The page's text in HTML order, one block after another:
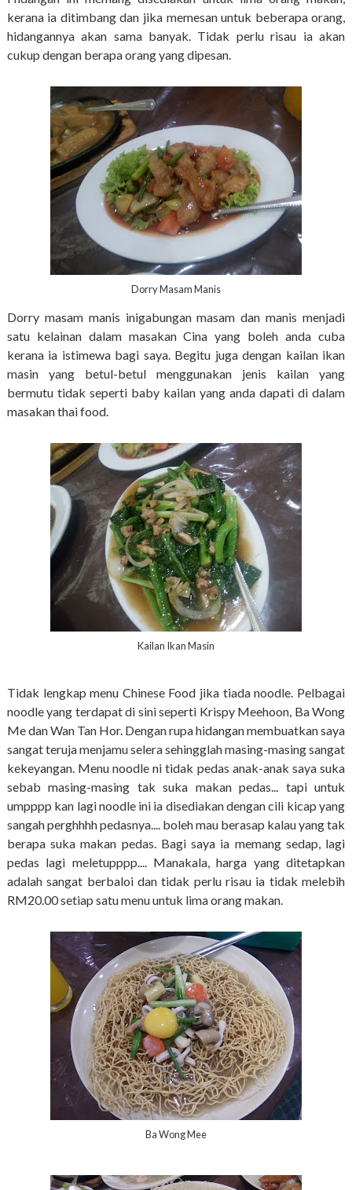
kerana ia ditimbang dan jika memesan untuk beberapa orang,
hidangannya akan sama banyak. Tidak perlu risau ia akan
cukup dengan berapa orang yang dipesan.
Dorry Masam Manis
Dorry masam manis inigabungan masam dan manis menjadi
satu kelainan dalam masakan Cina yang boleh anda cuba
kerana ia istimewa bagi saya. Begitu juga dengan kailan ikan
masin yang betul-betul menggunakan jenis kailan yang
bermutu tidak seperti baby kailan yang anda dapati di dalam
masakan thai food.
Kailan Ikan Masin
Tidak lengkap menu Chinese Food jika tiada noodle. Pelbagai
noodle yang terdapat di sini seperti Krispy Meehoon, Ba Wong
Me dan Wan Tan Hor. Dengan rupa hidangan membuatkan saya
sangat teruja menjamu selera sehingglah masing-masing sangat
kekeyangan. Menu noodle ni tidak pedas anak-anak saya suka
sebab masing-masing tak suka makan pedas... tapi untuk
umpppp kan lagi noodle ini ia disediakan dengan cili kicap yang
sangah perghhhh pedasnya.... boleh mau berasap kalau yang tak
berapa suka makan pedas. Bagi saya ia memang sedap, lagi
pedas lagi meletupppp.... Manakala, harga yang ditetapkan
adalah sangat berbaloi dan tidak perlu risau ia tidak melebih
RM20.00 setiap satu menu untuk lima orang makan.
Ba Wong Mee